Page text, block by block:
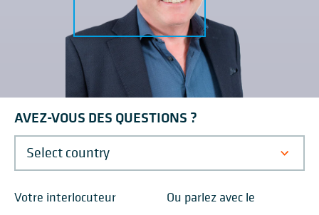
AVEZ-VOUS DES QUESTIONS ?
Votre interlocuteur Ou parlez avec le